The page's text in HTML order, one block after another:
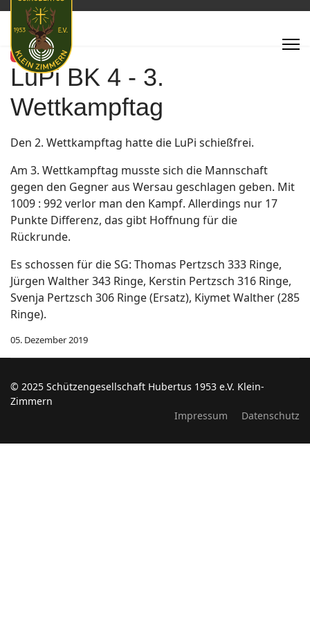
Featured
LuPi BK 4 - 3.
Wettkampftag
Den 2. Wettkampftag hatte die LuPi schießfrei.
Am 3. Wettkampftag musste sich die Mannschaft
gegen den Gegner aus Wersau geschlagen geben. Mit
1009 : 992 verlor man den Kampf. Allerdings nur 17
Punkte Differenz, das gibt Hoffnung für die
Rückrunde.
Es schossen für die SG: Thomas Pertzsch 333 Ringe,
Jürgen Walther 343 Ringe, Kerstin Pertzsch 316 Ringe,
Svenja Pertzsch 306 Ringe (Ersatz), Kiymet Walther (285
Ringe).
05. Dezember 2019
© 2025 Schützengesellschaft Hubertus 1953 e.V. Klein-
Zimmern
Impressum
Datenschutz